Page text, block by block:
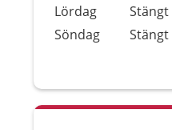
Lördag
Stängt
Söndag
Stängt